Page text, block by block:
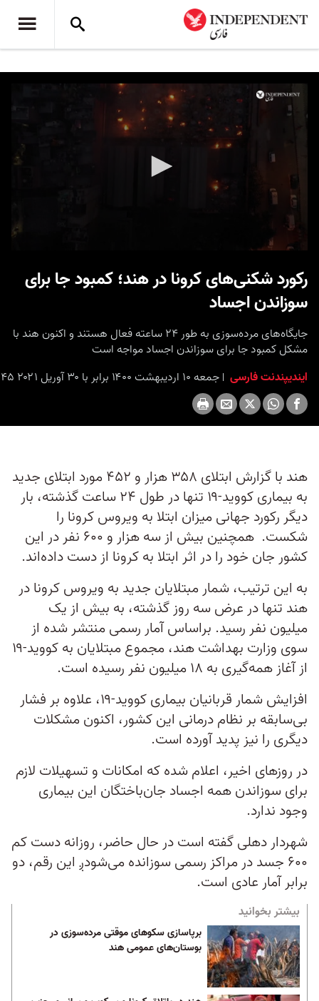
رکورد شکنی‌های کرونا در هند؛ کمبود جا برای
سوزاندن اجساد
جایگاه‌های مرده‌سوزی به طور ۲۴ ساعته فعال هستند و اکنون هند با
مشکل کمبود جا برای سوزاندن اجساد مواجه است
ایندیپندنت فارسی جمعه ۱۰ اردیبهشت ۱۴۰۰ برابر با ۳۰ آوریل ۲۰۲۱ ۹:۴۵
هند با گزارش ابتلای ۳۵۸ هزار و ۴۵۲ مورد ابتلای جدید
به بیماری کووید-۱۹ تنها در طول ۲۴ ساعت گذشته، بار
دیگر رکورد جهانی میزان ابتلا به ویروس کرونا را
شکست. همچنین بیش از سه هزار و ۶۰۰ نفر در این
کشور جان خود را در اثر ابتلا به کرونا از دست داده‌‌اند.
به این ترتیب، شمار مبتلایان جدید به ویروس کرونا در
هند تنها در عرض سه روز گذشته، به بیش از یک
میلیون نفر رسید. براساس آمار رسمی منتشر شده از
سوی وزارت بهداشت هند، مجموع مبتلایان به کووید-۱۹
از آغاز همه‌گیری به ۱۸ میلیون نفر رسیده است.
افزایش شمار قربانیان بیماری کووید-۱۹، علاوه بر فشار
بی‌سابقه بر نظام درمانی این کشور، اکنون مشکلات
دیگری را نیز پدید آورده است.
در روزهای اخیر، اعلام شده که امکانات و تسهیلات لازم
برای سوزاندن همه اجساد جان‌باختگان این بیماری
وجود ندارد.
شهردار دهلی گفته است در حال حاضر، روزانه دست کم
۶۰۰ جسد در مراکز رسمی سوزانده می‌شودږ این رقم، دو
برابر آمار عادی است.
بیشتر بخوانید
برپاسازی سکوهای موقتی مرده‌سوزی در
بوستان‌های عمومی هند